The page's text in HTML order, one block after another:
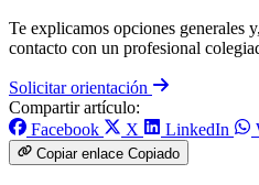
Te explicamos opciones generales
contacto con un profesional
Solicitar orientación
Compartir artículo:
Facebook
X LinkedIn
Copiar enlace Copiado